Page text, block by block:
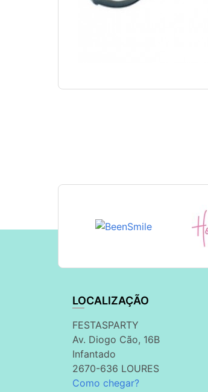
LOCALIZAÇÃO
FESTASPARTY
Av. Diogo Cão, 16B
Infantado
2670-636 LOURES
Como chegar?